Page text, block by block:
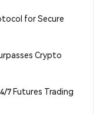
for Secure
Crypto
7 Futures Trading